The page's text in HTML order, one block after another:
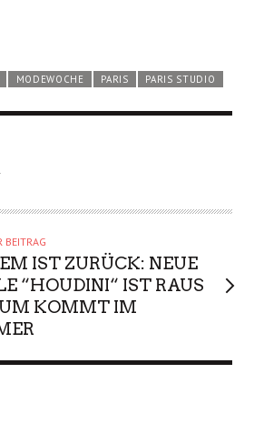
MODEWOCHE PARIS PARIS STUDIO
BEITRAG
IST ZURÜCK: NEUE
“HOUDINI“ IST RAUS
KOMMT IM